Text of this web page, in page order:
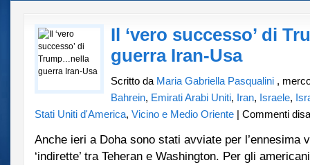
Il ‘vero successo’ di
guerra Iran-Usa
Scritto da Maria Gabriella Pasqualini ,
Bahrein, Emirati Arabi Uniti, Iran, Israele,
Stati Uniti d'America, Vicino e Medio Oriente Commenti
Anche ieri a Doha sono stati avviate per l’ennesima
‘indirette’ tra Teheran e Washington. Per gli